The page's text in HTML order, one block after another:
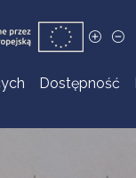
Dostępność